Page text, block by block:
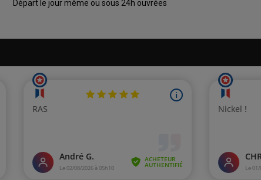
Départ le jour même ou sous 24h ouvrées